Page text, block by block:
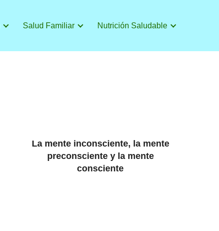
Salud Familiar Nutrición Saludable
La mente inconsciente, la mente
preconsciente y la mente
consciente